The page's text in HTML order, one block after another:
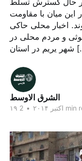
در حال گسترش تسلط
میان با مقاومت
اخبار محلی حاکی
و مردم محلی در
[…]
الشرق الاوسط
۱۹ اکتبر ۲۰۱۴ • 2 min